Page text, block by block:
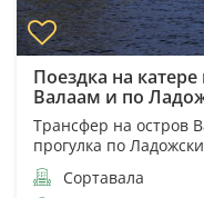
Поездка на
Валаам и по
Трансфер на остров
прогулка по
Сортавала